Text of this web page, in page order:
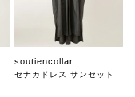
soutiencollar
セナカドレス サンセット